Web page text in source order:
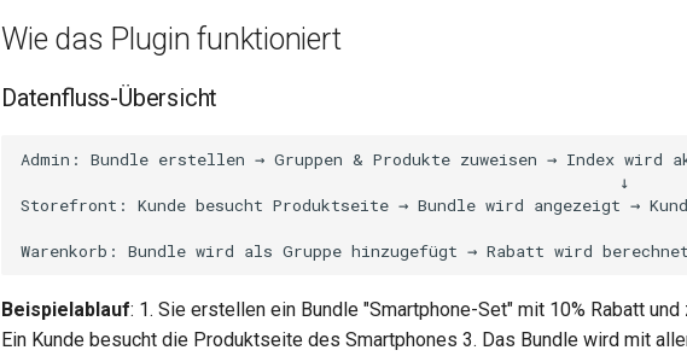
Wie das Plugin funktioniert
Datenfluss-Übersicht
Beispielablauf: 1. Sie erstellen ein Bundle "Smartphone-Set" mit 10% Rabatt und
Ein Kunde besucht die Produktseite des Smartphones 3. Das Bundle wird mit